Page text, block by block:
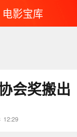
电影宝库
会奖搬
12:29